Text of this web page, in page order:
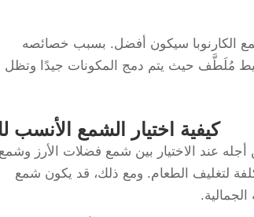
الكارنوبا سيكون أفضل. بسبب خصائصه
مُلَطَّف حيث يتم دمج المكونات جيدًا وتظل
كيفية اختيار الشمع الأنسب
عند الاختيار بين شمع فضلات الأرز
لتغليف الطعام. ومع ذلك، قد يكون شمع